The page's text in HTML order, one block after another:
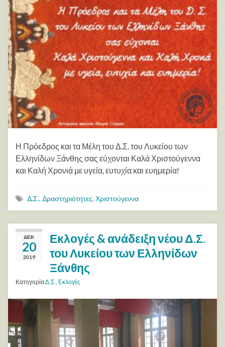
Η Πρόεδρος και τα Μέλη του Δ.Σ. του Λυκείου των
Ελληνίδων Ξάνθης σας εύχονται Καλά Χριστούγεννα
και Καλή Χρονιά με υγεία, ευτυχία και ευημερία!
Δ.Σ., Δραστηριότητες, Χριστούγεννα
ΔΕΚ
20
2019
Εκλογές & ανάδειξη νέου Δ.Σ.
του Λυκείου των Ελληνίδων
Ξάνθης
ΚατηγορίαΔ.Σ. Εκλογές